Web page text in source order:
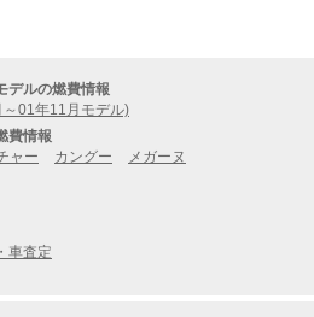
デルの燃費情報
～01年11月モデル)
費情報
ャー カングー メガーヌ
車査定